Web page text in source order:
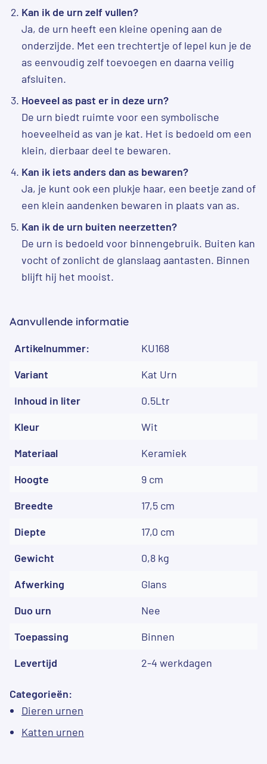
Kan ik de urn zelf vullen?
Ja, de urn heeft een kleine opening aan de
onderzijde. Met een trechtertje of lepel kun je de
as eenvoudig zelf toevoegen en daarna veilig
afsluiten.
Hoeveel as past er in deze urn?
De urn biedt ruimte voor een symbolische
hoeveelheid as van je kat. Het is bedoeld om een
klein, dierbaar deel te bewaren.
Kan ik iets anders dan as bewaren?
Ja, je kunt ook een plukje haar, een beetje zand of
een klein aandenken bewaren in plaats van as.
Kan ik de urn buiten neerzetten?
De urn is bedoeld voor binnengebruik. Buiten kan
vocht of zonlicht de glanslaag aantasten. Binnen
blijft hij het mooist.
Aanvullende informatie
Artikelnummer:
KU168
Variant
Kat Urn
Inhoud in liter
0.5Ltr
Kleur
Wit
Materiaal
Keramiek
Hoogte
9 cm
Breedte
17,5 cm
Diepte
17,0 cm
Gewicht
0,8 kg
Afwerking
Glans
Duo urn
Nee
Toepassing
Binnen
Levertijd
2-4 werkdagen
Categorieën:
Dieren urnen
Katten urnen